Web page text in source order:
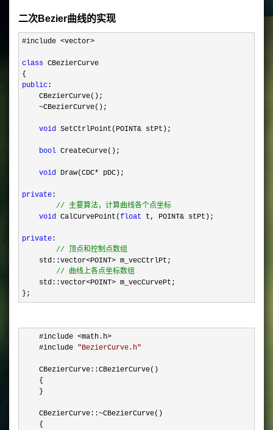
二次Bezier曲线的实现
#include <vector>
class CBezierCurve
public :
    CBezierCurve();
~CBezierCurve();
void SetCtrlPoint(POINT& stPt);
bool CreateCurve();
void Draw(CDC* pDC);
private :
// 主要算法，计算曲线各个点坐标
void CalCurvePoint(float t, POINT& stPt);
private :
// 顶点和控制点数组
    std::vector<POINT>
m_vecCtrlPt;
// 曲线上各点坐标数组
    std::vector<POINT>
m_vecCurvePt;
};
    #include <math.h>
    #include
"BezierCurve.h"
    CBezierCurve::CBezierCurve()
    {
    }
    CBezierCurve::
~CBezierCurve()
    {